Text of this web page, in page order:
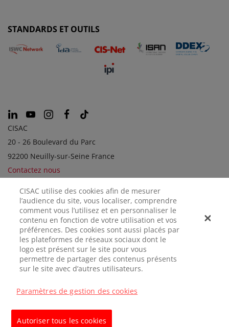
STANDARDS ET OUTILS
CISAC
20 - 26 Boulevard du Parc
92200 Neuilly-sur-Seine France
Contactez nous
SOCIÉTÉS SOEURS
MENTIONS
LÉGALES
CONFIDENTIALITÉ
CISAC utilise des cookies afin de mesurer
l’audience du site, vous localiser, comprendre
comment vous l’utilisez et en personnaliser le
contenu en fonction de votre utilisation et vos
préférences. Des cookies sont aussi placés par
les plateformes de réseaux sociaux dont le
logo est présent sur le site pour vous
permettre de partager des contenus présents
sur le site avec d’autres utilisateurs.
Paramètres de gestion des cookies
Autoriser tous les cookies